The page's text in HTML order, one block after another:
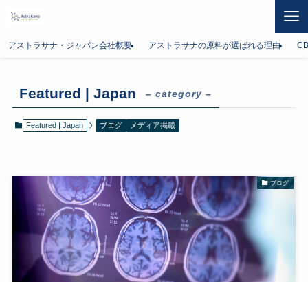
アストラサナ・ジャパン会社概要 アストラサナの原料が選ばれる理由
Featured | Japan – category –
Featured | Japan ブログ メディア掲載
ブログ